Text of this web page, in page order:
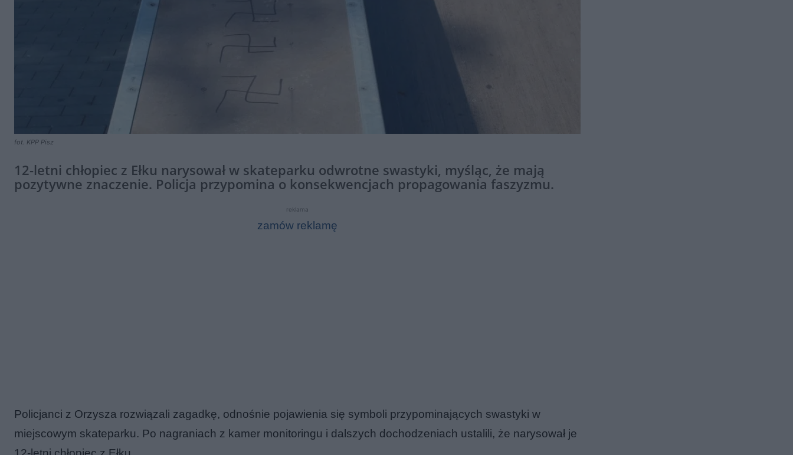
fot. KPP Pisz
12-letni chłopiec z Ełku narysował w skateparku odwrotne swastyki, myśląc, że mają
pozytywne znaczenie. Policja przypomina o konsekwencjach propagowania faszyzmu.
reklama
zamów reklamę
Policjanci z Orzysza rozwiązali zagadkę, odnośnie pojawienia się symboli przypominających swastyki w
miejscowym skateparku. Po nagraniach z kamer monitoringu i dalszych dochodzeniach ustalili, że narysował je